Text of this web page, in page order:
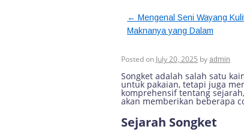
← Mengenal Seni Wayang
Maknanya yang Dalam
Posted on July 20, 2025 by admin
Songket adalah salah satu
untuk pakaian, tetapi juga
komprehensif tentang
akan memberikan beberapa
Sejarah Songket